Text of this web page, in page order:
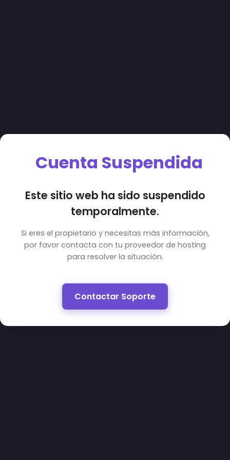
Cuenta Suspendida
Este sitio web ha sido suspendido
temporalmente.
Si eres el propietario y necesitas más información,
por favor contacta con tu proveedor de hosting
para resolver la situación.
Contactar Soporte